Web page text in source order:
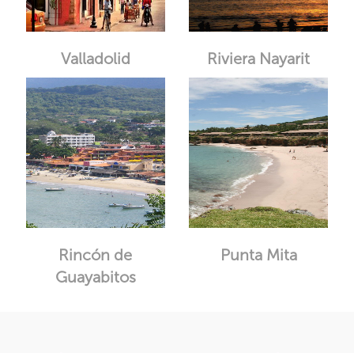
Valladolid Riviera Nayarit
Rincón de
Guayabitos
Punta Mita